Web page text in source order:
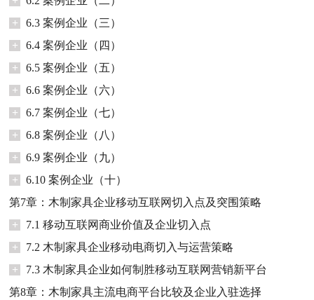
+
6.3 案例企业（三）
+
6.4 案例企业（四）
+
6.5 案例企业（五）
+
6.6 案例企业（六）
+
6.7 案例企业（七）
+
6.8 案例企业（八）
+
6.9 案例企业（九）
+
6.10 案例企业（十）
第7章：木制家具企业移动互联网切入点及突围策略
+
7.1 移动互联网商业价值及企业切入点
+
7.2 木制家具企业移动电商切入与运营策略
+
7.3 木制家具企业如何制胜移动互联网营销新平台
第8章：木制家具主流电商平台比较及企业入驻选择